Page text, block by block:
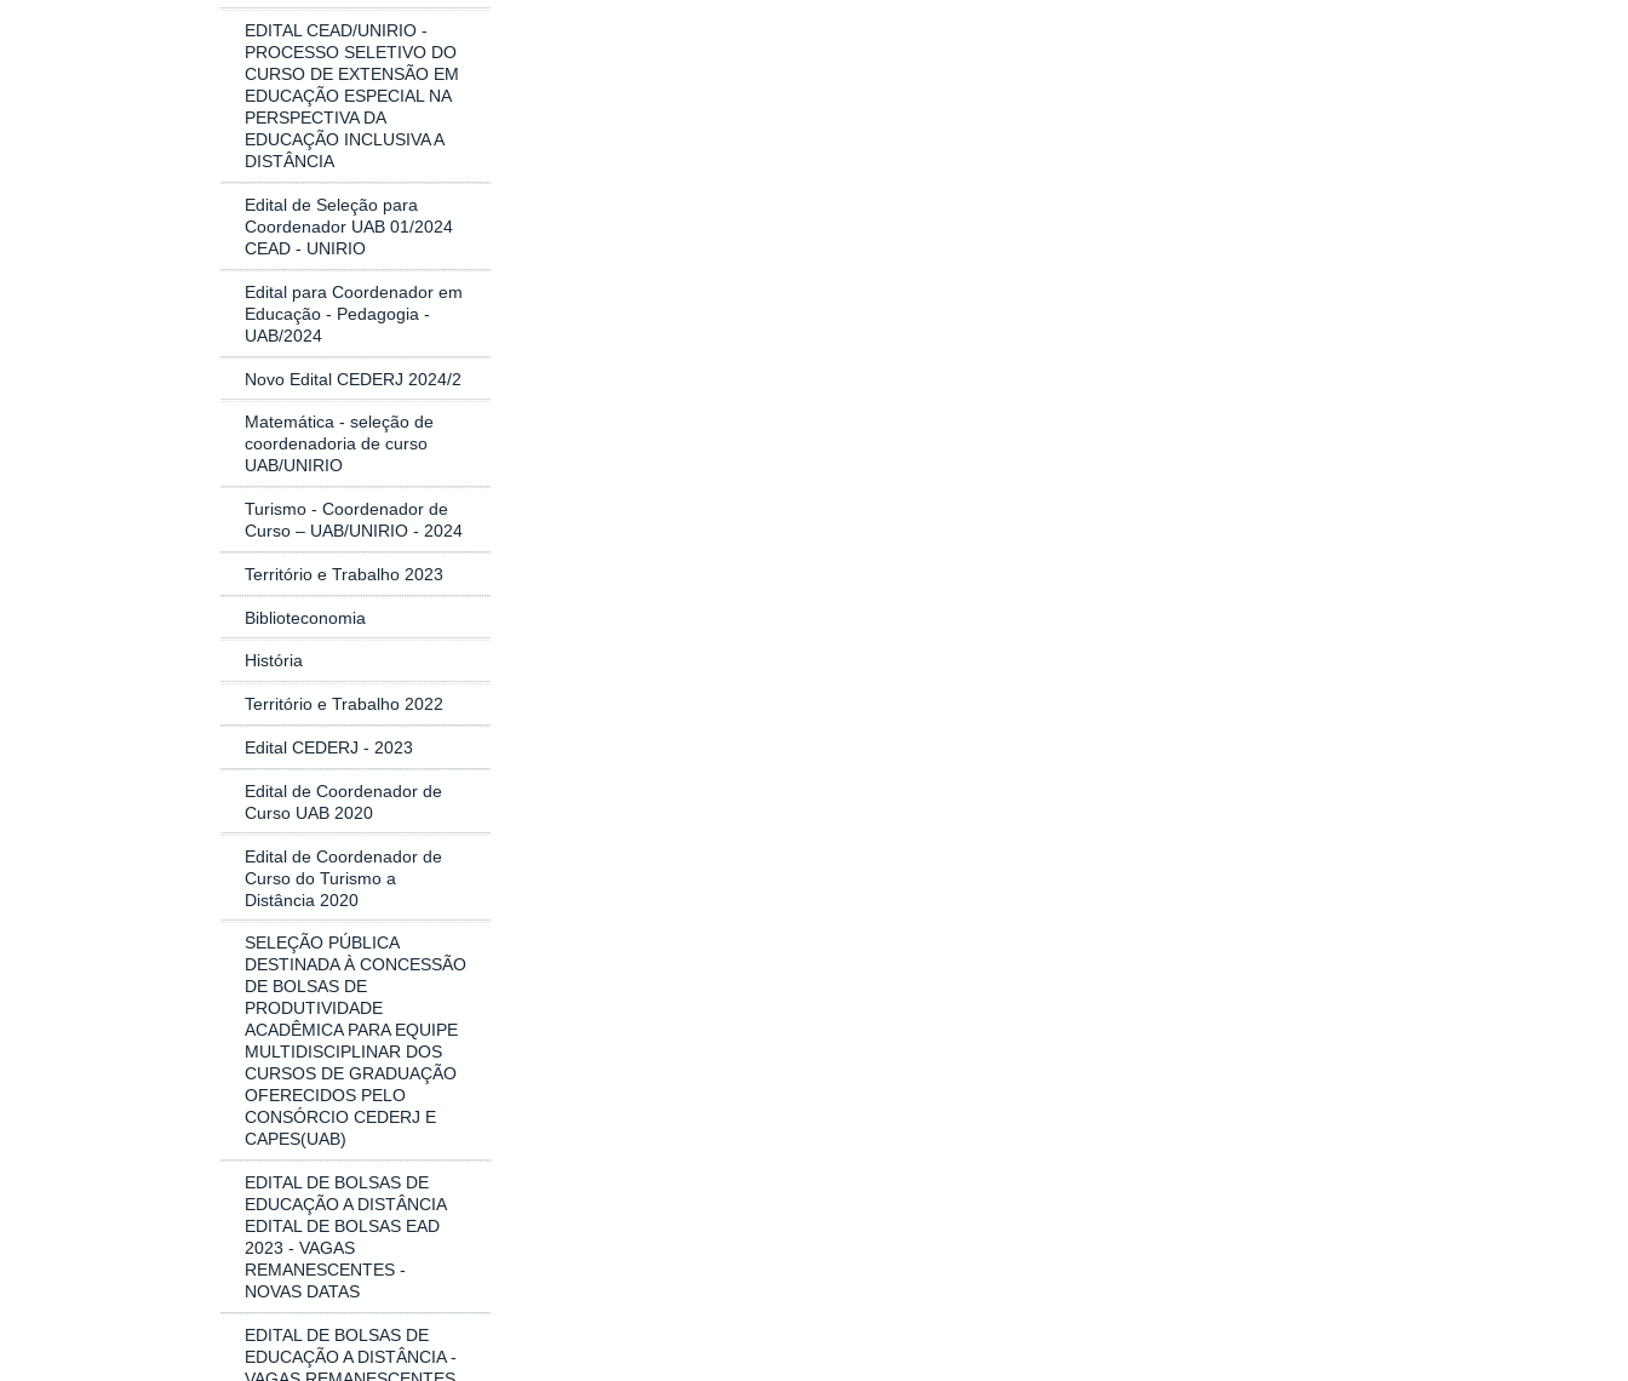
EDITAL CEAD/UNIRIO -
PROCESSO SELETIVO DO
CURSO DE EXTENSÃO EM
EDUCAÇÃO ESPECIAL NA
PERSPECTIVA DA
EDUCAÇÃO INCLUSIVA A
DISTÂNCIA
Edital de Seleção para
Coordenador UAB 01/2024
CEAD - UNIRIO
Edital para Coordenador em
Educação - Pedagogia -
UAB/2024
Novo Edital CEDERJ 2024/2
Matemática - seleção de
coordenadoria de curso
UAB/UNIRIO
Turismo - Coordenador de
Curso – UAB/UNIRIO - 2024
Território e Trabalho 2023
Biblioteconomia
História
Território e Trabalho 2022
Edital CEDERJ - 2023
Edital de Coordenador de
Curso UAB 2020
Edital de Coordenador de
Curso do Turismo a
Distância 2020
SELEÇÃO PÚBLICA
DESTINADA À CONCESSÃO
DE BOLSAS DE
PRODUTIVIDADE
ACADÊMICA PARA EQUIPE
MULTIDISCIPLINAR DOS
CURSOS DE GRADUAÇÃO
OFERECIDOS PELO
CONSÓRCIO CEDERJ E
CAPES(UAB)
EDITAL DE BOLSAS DE
EDUCAÇÃO A DISTÂNCIA
EDITAL DE BOLSAS EAD
2023 - VAGAS
REMANESCENTES -
NOVAS DATAS
EDITAL DE BOLSAS DE
EDUCAÇÃO A DISTÂNCIA -